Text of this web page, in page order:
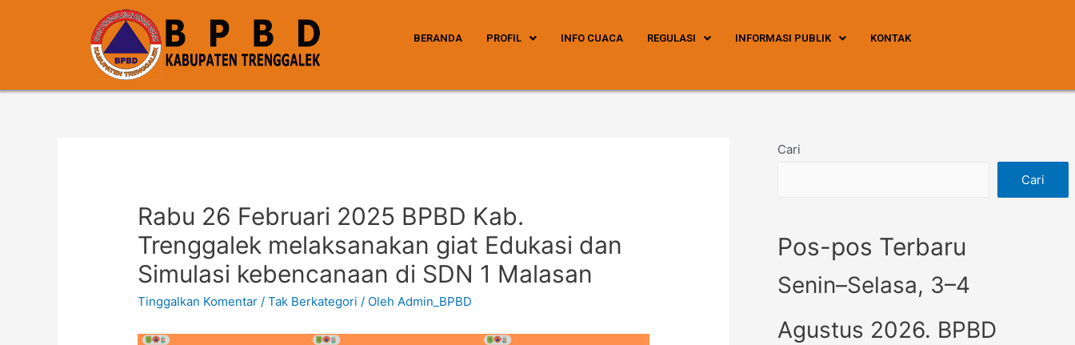
BERANDA PROFIL INFO CUACA REGULASI INFORMASI PUBLIK KONTAK
Rabu 26 Februari 2025 BPBD Kab.
Trenggalek melaksanakan giat Edukasi dan
Simulasi kebencanaan di SDN 1 Malasan
Tinggalkan Komentar /Tak Berkategori / OlehAdmin_BPBD
Cari
Cari
Pos-pos Terbaru
Senin–Selasa, 3–4
Agustus 2026. BPBD